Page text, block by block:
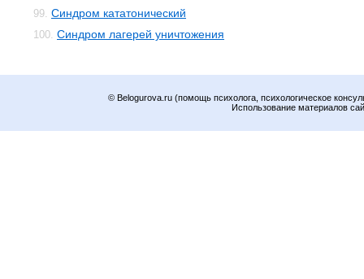
99. Синдром кататонический
100. Синдром лагерей уничтожения
© Belogurova.ru (помощь психолога, психологическое
Использование материалов